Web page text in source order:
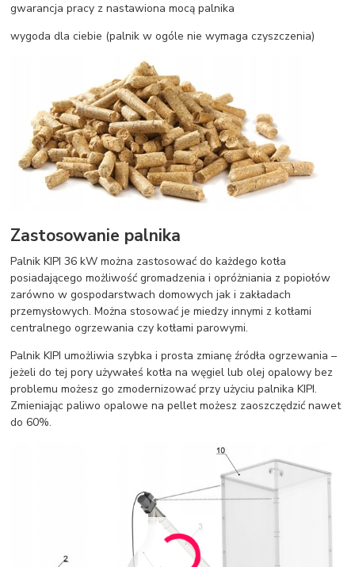
gwarancja pracy z nastawiona mocą palnika
wygoda dla ciebie (palnik w ogóle nie wymaga czyszczenia)
Zastosowanie palnika
Palnik KIPI 36 kW można zastosować do każdego kotła
posiadającego możliwość gromadzenia i opróżniania z popiołów
zarówno w gospodarstwach domowych jak i zakładach
przemysłowych. Można stosować je miedzy innymi z kotłami
centralnego ogrzewania czy kotłami parowymi.
Palnik KIPI umożliwia szybka i prosta zmianę źródła ogrzewania –
jeżeli do tej pory używałeś kotła na węgiel lub olej opalowy bez
problemu możesz go zmodernizować przy użyciu palnika KIPI.
Zmieniając paliwo opalowe na pellet możesz zaoszczędzić nawet
do 60%.